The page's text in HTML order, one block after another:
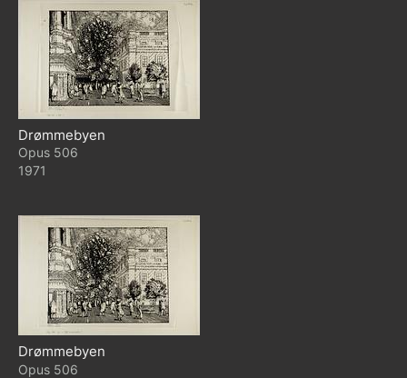
Drømmebyen
506
1971
Drømmebyen
506